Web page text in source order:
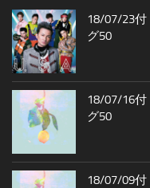
18/07/23
グ50
18/07/16
グ50
18/07/09